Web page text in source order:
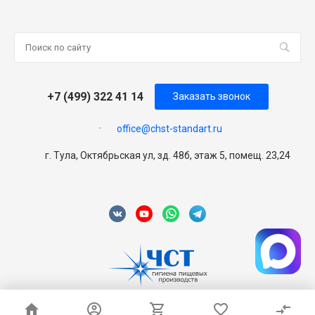
+7 (499) 322 41 14
office@chst-standart.ru
Заказать звонок
г. Тула, Октябрьская ул, зд. 48б, этаж 5, помещ. 23,24